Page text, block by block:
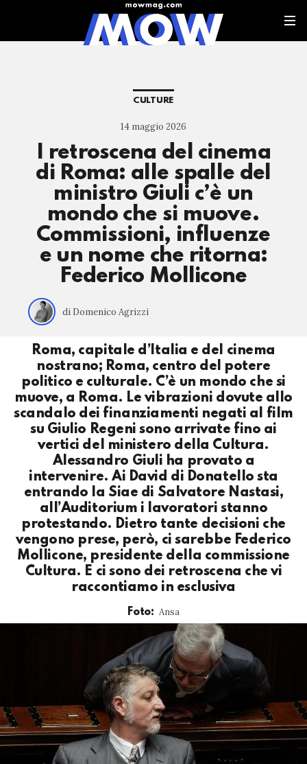
CULTURE
14 maggio 2026
I retroscena del cinema
di Roma: alle spalle del
ministro Giuli c’è un
mondo che si muove.
Commissioni, influenze
e un nome che ritorna:
Federico Mollicone
di Domenico Agrizzi
Roma, capitale d’Italia e del cinema
nostrano; Roma, centro del potere
politico e culturale. C’è un mondo che si
muove, a Roma. Le vibrazioni dovute allo
scandalo dei finanziamenti negati al film
su Giulio Regeni sono arrivate fino ai
vertici del ministero della Cultura.
Alessandro Giuli ha provato a
intervenire. Ai David di Donatello sta
entrando la Siae di Salvatore Nastasi,
all’Auditorium i lavoratori stanno
protestando. Dietro tante decisioni che
vengono prese, però, ci sarebbe Federico
Mollicone, presidente della commissione
Cultura. E ci sono dei retroscena che vi
raccontiamo in esclusiva
Foto: Ansa